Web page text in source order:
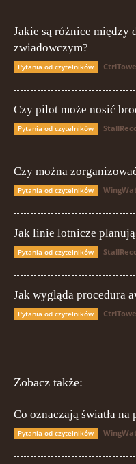
Jakie są różnice między
zwiadowczym?
Pytania od czytelników
Czy pilot może nosić
Pytania od czytelników
Czy można
Pytania od czytelników
Jak linie lotnicze
Pytania od czytelników
Jak wygląda procedura
Pytania od czytelników
Zobacz także:
Co oznaczają światła na
Pytania od czytelników